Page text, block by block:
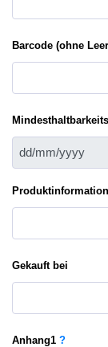
Barcode (ohne
Gekauft bei
Anhang1 ?